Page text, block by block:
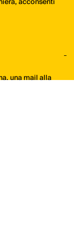
riviste di
una mail alla